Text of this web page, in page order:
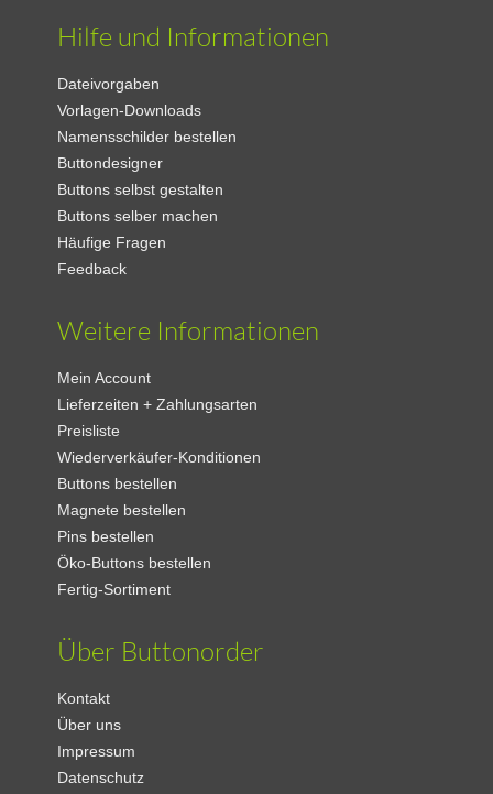
Hilfe und Informationen
Dateivorgaben
Vorlagen-Downloads
Namensschilder bestellen
Buttondesigner
Buttons selbst gestalten
Buttons selber machen
Häufige Fragen
Feedback
Weitere Informationen
Mein Account
Lieferzeiten + Zahlungsarten
Preisliste
Wiederverkäufer-Konditionen
Buttons bestellen
Magnete bestellen
Pins bestellen
Öko-Buttons bestellen
Fertig-Sortiment
Über Buttonorder
Kontakt
Über uns
Impressum
Datenschutz